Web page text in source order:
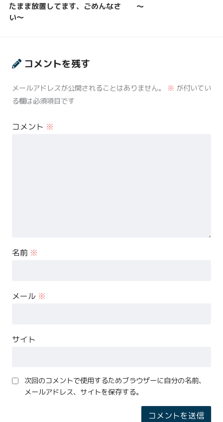
たまま放置してます、ごめんなさ
い〜
～
コメントを残す
メールアドレスが公開されることはありません。 ※ が付いてい
る欄は必須項目です
コメント ※
名前 ※
メール ※
サイト
次回のコメントで使用するためブラウザーに自分の名前、
メールアドレス、サイトを保存する。